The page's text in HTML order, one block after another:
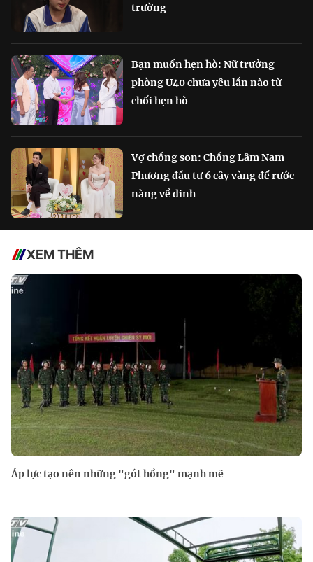
trường
Bạn muốn hẹn hò: Nữ trưởng
phòng U40 chưa yêu lần nào từ
chối hẹn hò
Vợ chồng son: Chồng Lâm Nam
Phương đầu tư 6 cây vàng để rước
nàng về dinh
XEM THÊM
Áp lực tạo nên những "gót hồng" mạnh mẽ